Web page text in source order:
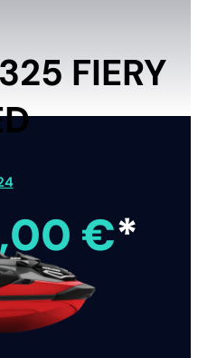
FIERY
€*